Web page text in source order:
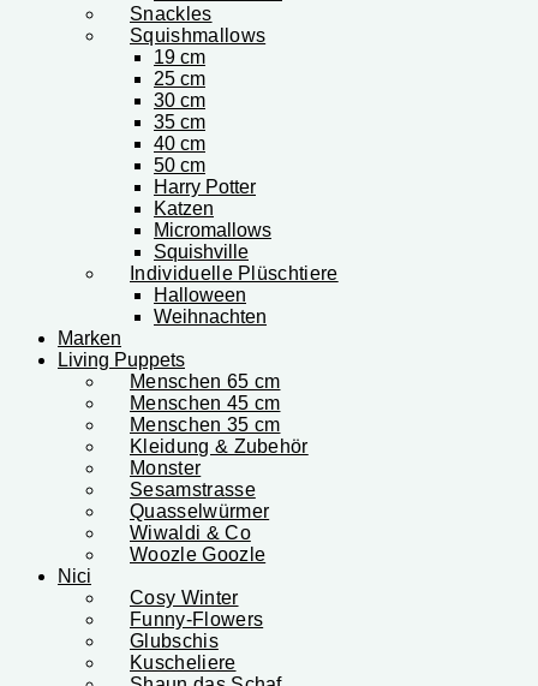
Snackles
Squishmallows
19 cm
25 cm
30 cm
35 cm
40 cm
50 cm
Harry Potter
Katzen
Micromallows
Squishville
Individuelle Plüschtiere
Halloween
Weihnachten
Marken
Living Puppets
Menschen 65 cm
Menschen 45 cm
Menschen 35 cm
Kleidung & Zubehör
Monster
Sesamstrasse
Quasselwürmer
Wiwaldi & Co
Woozle Goozle
Nici
Cosy Winter
Funny-Flowers
Glubschis
Kuscheliere